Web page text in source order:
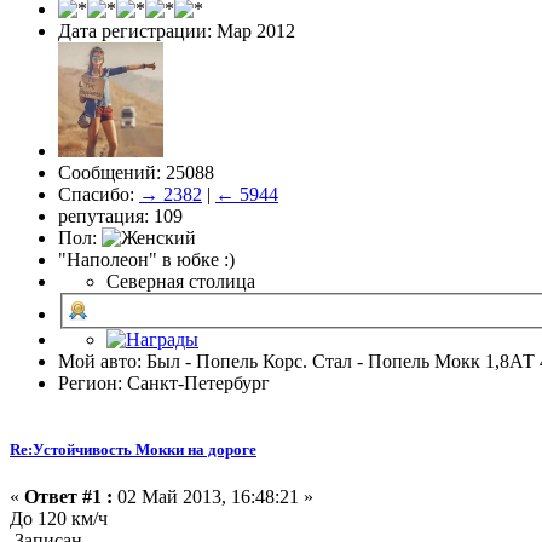
Дата регистрации: Мар 2012
Сообщений: 25088
Спасибо: → 2382 | ← 5944
репутация: 109
Пол:
"Наполеон" в юбке :)
Северная столица
Мой авто: Был - Попель Корс. Стал - Попель Мокк 1,8АТ
Регион: Санкт-Петербург
Re:Устойчивость Мокки на дороге
« Ответ #1 : 02 Май 2013, 16:48:21 »
До 120 км/ч